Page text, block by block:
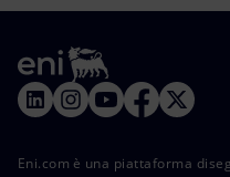
Eni.com è una piattaforma